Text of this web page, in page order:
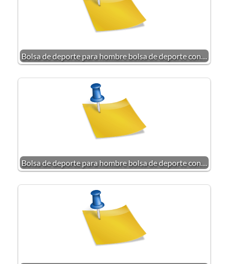
Bolsa de deporte para hombre bolsa de deporte con…
Bolsa de deporte para hombre bolsa de deporte con…